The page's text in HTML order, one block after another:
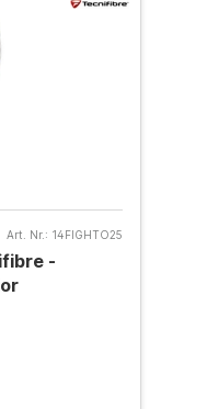
Art. Nr.: 14FIGHTO25
-